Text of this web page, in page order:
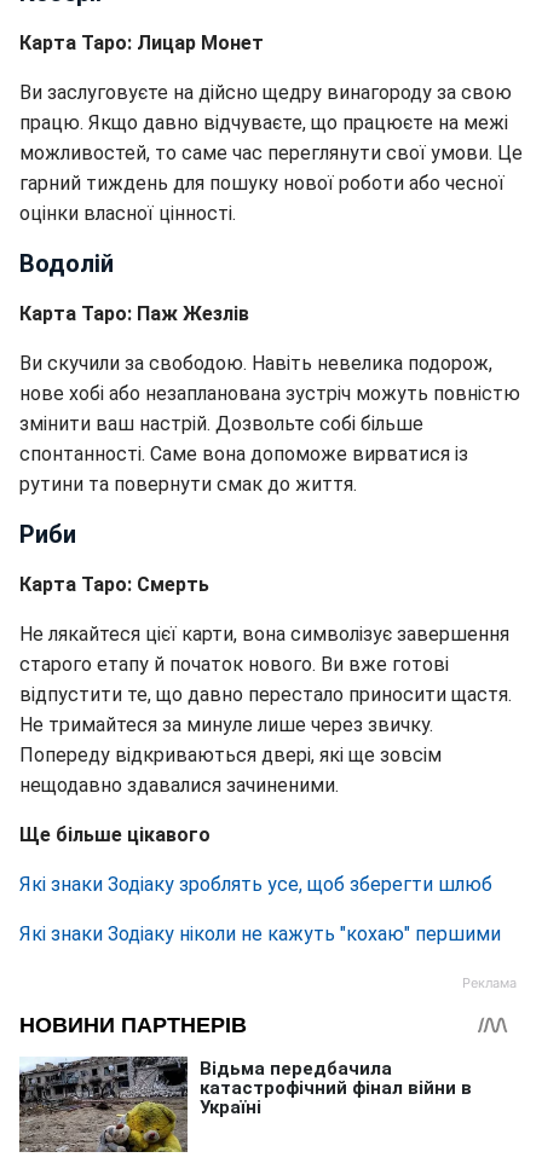
Карта Таро: Лицар Монет
Ви заслуговуєте на дійсно щедру винагороду за свою
працю. Якщо давно відчуваєте, що працюєте на межі
можливостей, то саме час переглянути свої умови. Це
гарний тиждень для пошуку нової роботи або чесної
оцінки власної цінності.
Водолій
Карта Таро: Паж Жезлів
Ви скучили за свободою. Навіть невелика подорож,
нове хобі або незапланована зустріч можуть повністю
змінити ваш настрій. Дозвольте собі більше
спонтанності. Саме вона допоможе вирватися із
рутини та повернути смак до життя.
Риби
Карта Таро: Смерть
Не лякайтеся цієї карти, вона символізує завершення
старого етапу й початок нового. Ви вже готові
відпустити те, що давно перестало приносити щастя.
Не тримайтеся за минуле лише через звичку.
Попереду відкриваються двері, які ще зовсім
нещодавно здавалися зачиненими.
Ще більше цікавого
Які знаки Зодіаку зроблять усе, щоб зберегти шлюб
Які знаки Зодіаку ніколи не кажуть "кохаю" першими